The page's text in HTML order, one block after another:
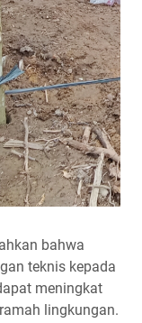
bahwa
teknis kepada
meningkat
lingkungan.